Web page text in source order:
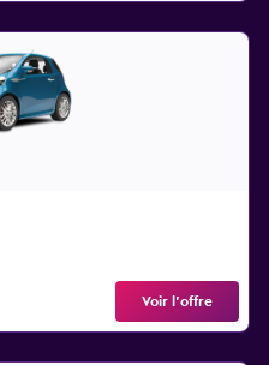
Voir l’offre